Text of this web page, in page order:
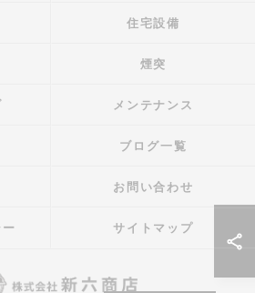
住宅設備
煙突
メンテナンス
ブログ一覧
お問い合わせ
サイトマップ